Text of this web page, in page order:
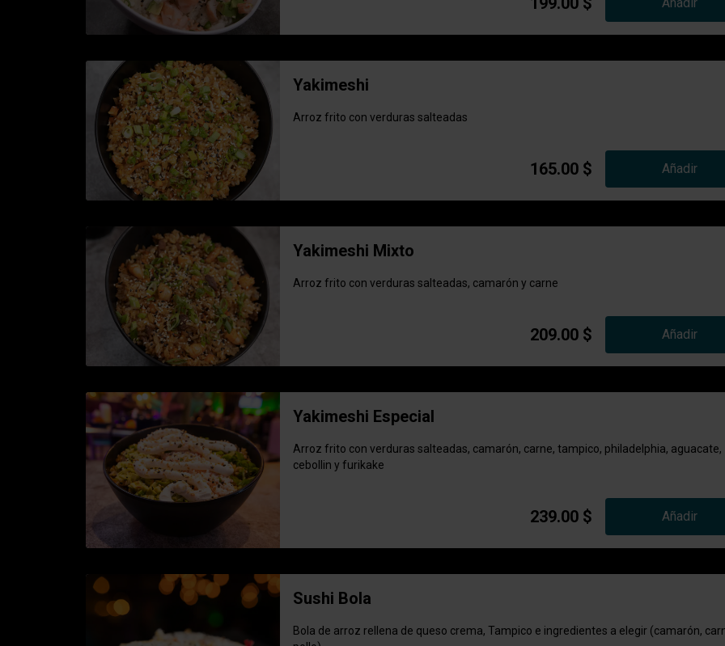
Yakimeshi
Arroz frito con verduras salteadas
165.00 $ Añadir
Yakimeshi Mixto
Arroz frito con verduras salteadas, camarón y carne
209.00 $ Añadir
Yakimeshi Especial
Arroz frito con verduras salteadas, camarón, carne, tampico, philadelphia, aguacate,
cebollin y furikake
239.00 $ Añadir
Sushi Bola
Bola de arroz rellena de queso crema, Tampico e ingredientes a elegir (camarón,